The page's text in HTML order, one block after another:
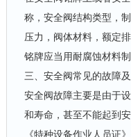
称，安全阀结构类型，
压力，阀体材料，额定
铭牌应当用耐腐蚀材料
三、安全阀常见的故障
安全阀故障主要是由于
和寿命，甚至不能起到
《特种设备作业人员证